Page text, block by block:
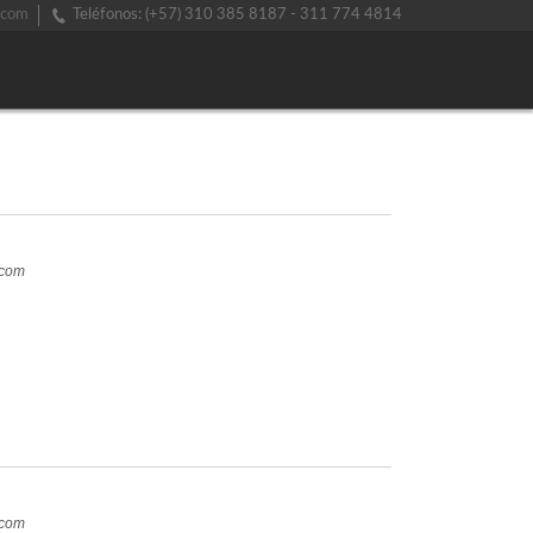
Teléfonos: (+57) 310 385 8187 - 311 774 4814